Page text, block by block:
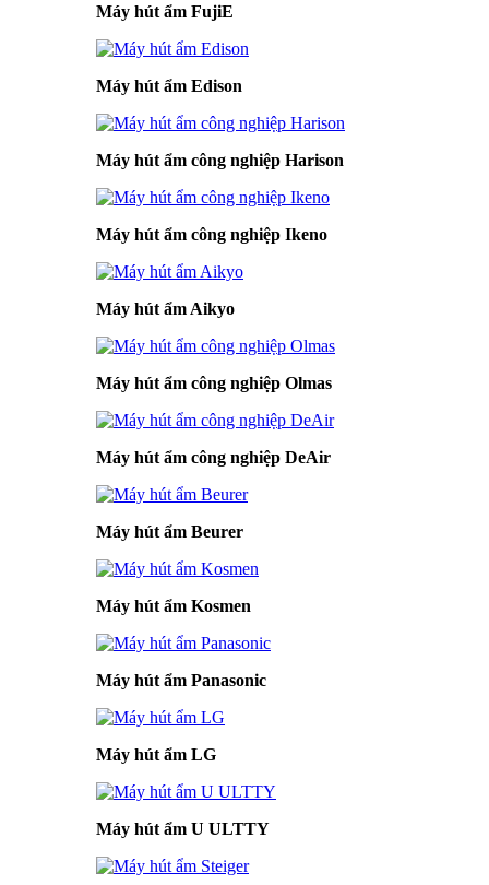
Máy hút ẩm FujiE
Máy hút ẩm Edison
Máy hút ẩm công nghiệp Harison
Máy hút ẩm công nghiệp Ikeno
Máy hút ẩm Aikyo
Máy hút ẩm công nghiệp Olmas
Máy hút ẩm công nghiệp DeAir
Máy hút ẩm Beurer
Máy hút ẩm Kosmen
Máy hút ẩm Panasonic
Máy hút ẩm LG
Máy hút ẩm U ULTTY